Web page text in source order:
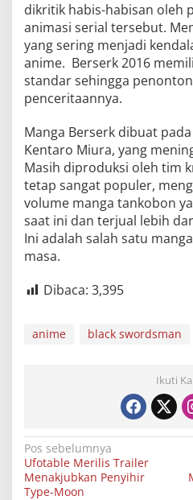
dikritik habis-habisan oleh
animasi serial tersebut.
yang sering menjadi
anime. Berserk 2016
standar sehingga
penceritaannya.
Manga Berserk dibuat
Kentaro Miura, yang
Masih diproduksi oleh tim
tetap sangat populer,
volume manga tankobon
saat ini dan terjual lebih
Ini adalah salah satu
masa.
Dibaca: 3,395
anime black swordsman
Ikuti
Navigasi
pos
Pos sebelumnya
Ufotable Merilis Trailer
Menakjubkan Penyihir
Type-Moon